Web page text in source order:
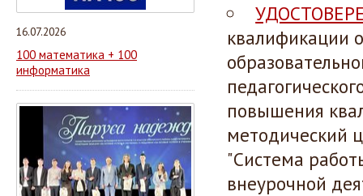
16.07.2026
100 математика + 100
информатика
квалификации
повышения
методический
"Система
внеурочной